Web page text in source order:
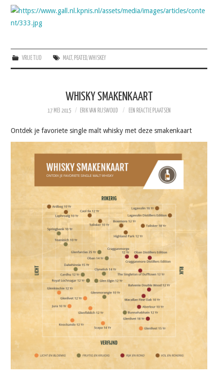
VRIJE TIJD
SOFTWARE
VRIJE TIJD MALT , PEATED,WHISKEY
WHISKY SMAKENKAART
17 MEI 2015 ERIK VAN RIJSWOUD EEN REACTIE PLAATSEN
Ontdek je favoriete single malt whisky met deze smakenkaart